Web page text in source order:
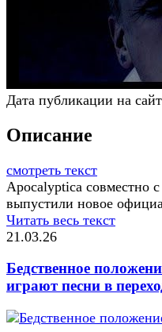
Дата публикации на
Описание
смотреть текст
Apocalyptica совместно
выпустили новое
Читать весь текст
21.03.26
Бедственное
играют песни в